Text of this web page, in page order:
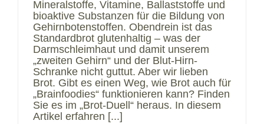
Mineralstoffe, Vitamine, Ballaststoffe und
bioaktive Substanzen für die Bildung von
Gehirnbotenstoffen. Obendrein ist das
Standardbrot glutenhaltig – was der
Darmschleimhaut und damit unserem
„zweiten Gehirn“ und der Blut-Hirn-
Schranke nicht guttut. Aber wir lieben
Brot. Gibt es einen Weg, wie Brot auch für
„Brainfoodies“ funktionieren kann? Finden
Sie es im „Brot-Duell“ heraus. In diesem
Artikel erfahren [...]